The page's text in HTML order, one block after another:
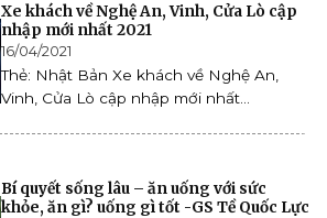
Xe khách về Nghệ An, Vinh, Cửa Lò cập
nhập mới nhất 2021
16/04/2021
Thẻ: Nhật Bản Xe khách về Nghệ An,
Vinh, Cửa Lò cập nhập mới nhất...
Bí quyết sống lâu – ăn uống với sức
khỏe, ăn gì? uống gì tốt -GS Tề Quốc Lực